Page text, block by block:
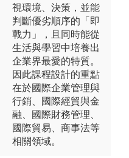
視環境、決策，並能
判斷優劣順序的「即
戰力」，且同時能從
生活與學習中培養出
企業界最愛的特質。
因此課程設計的重點
在於國際企業管理與
行銷、國際經貿與金
融、國際財務管理、
國際貿易、商事法等
相關領域。